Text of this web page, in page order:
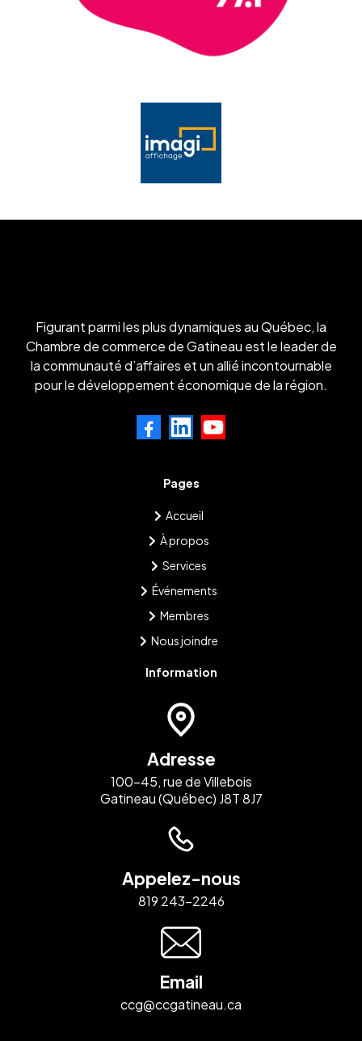
Figurant parmi les plus dynamiques au Québec, la
Chambre de commerce de Gatineau est le leader de
la communauté d’affaires et un allié incontournable
pour le développement économique de la région.
Pages
Accueil
À propos
Services
Événements
Membres
Nous joindre
Information
Adresse
100-45, rue de Villebois
Gatineau (Québec) J8T 8J7
Appelez-nous
819 243-2246
Email
ccg@ccgatineau.ca